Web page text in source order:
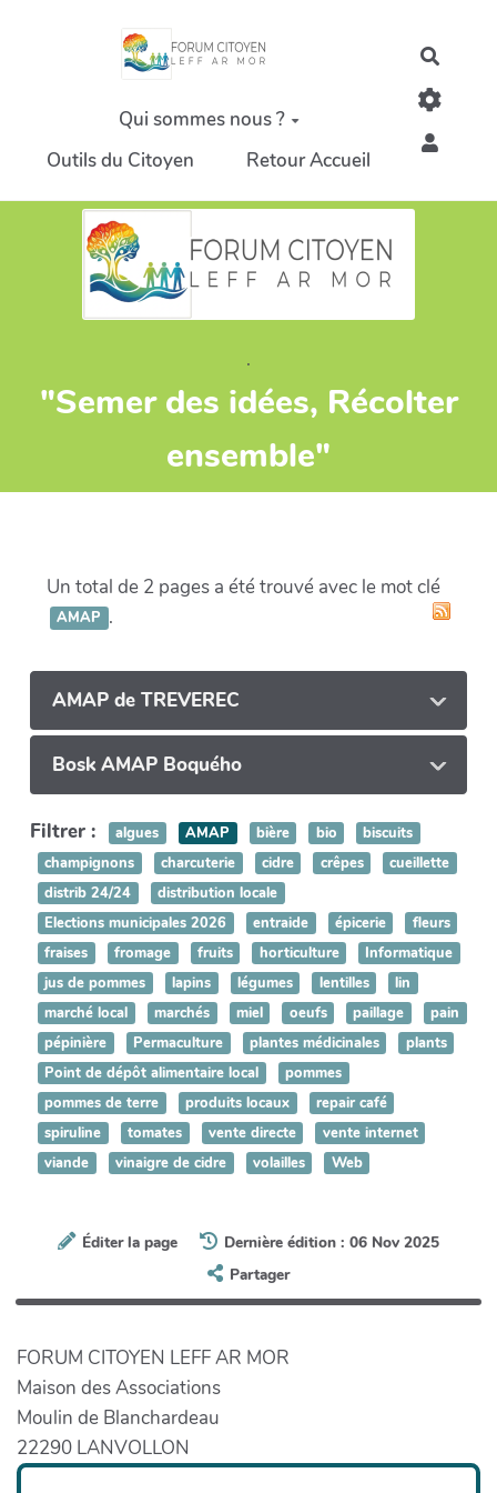
Aller au contenu principal
Qui sommes nous ?
Outils du Citoyen
Retour Accueil
.
"Semer des idées, Récolter
ensemble"
Un total de 2 pages a été trouvé avec le mot clé
AMAP .
AMAP de TREVEREC
Bosk AMAP Boquého
Filtrer : algues AMAP bière bio
biscuits
champignons
charcuterie cidre crêpes
cueillette
distrib 24/24
distribution locale
Elections municipales 2026
entraide épicerie
fleurs
fraises
fromage fruits horticulture
Informatique
jus de pommes
lapins légumes lentilles
lin
marché local
marchés miel oeufs paillage
pain
pépinière
Permaculture plantes médicinales
plants
Point de dépôt alimentaire local
pommes
pommes de terre
produits locaux
repair café
spiruline
tomates vente directe
vente internet
viande
vinaigre de cidre volailles Web
Éditer la page
Dernière édition : 06 Nov 2025
Partager
FORUM CITOYEN LEFF AR MOR
Maison des Associations
Moulin de Blanchardeau
22290 LANVOLLON